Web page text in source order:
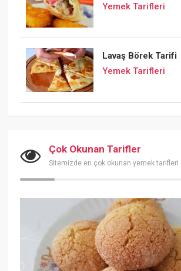
Yemek Tarifleri
Lavaş Börek Tarifi
Yemek Tarifleri
Çok Okunan Tarifler
Sitemizde en çok okunan yemek tarifleri